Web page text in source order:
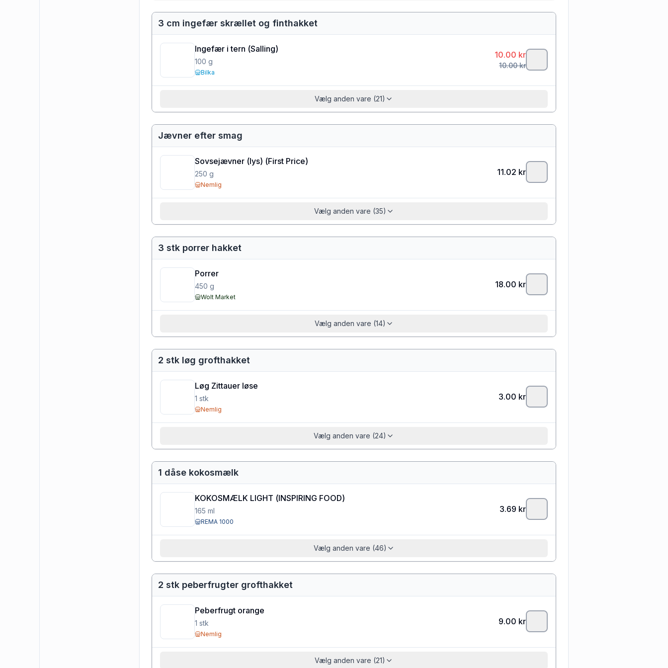
3 cm ingefær skrællet og finthakket
Ingefær i tern (Salling)
100 g
Bilka
10.00 kr
10.00kr
Vælg anden vare (21)
Jævner efter smag
Sovsejævner (lys) (First Price)
250 g
Nemlig
11.02 kr
Vælg anden vare (35)
3 stk porrer hakket
Porrer
450 g
Wolt Market
18.00 kr
Vælg anden vare (14)
2 stk løg grofthakket
Løg Zittauer løse
1 stk
Nemlig
3.00 kr
Vælg anden vare (24)
1 dåse kokosmælk
KOKOSMÆLK LIGHT (INSPIRING FOOD)
165 ml
REMA 1000
3.69 kr
Vælg anden vare (46)
2 stk peberfrugter grofthakket
Peberfrugt orange
1 stk
Nemlig
9.00 kr
Vælg anden vare (21)